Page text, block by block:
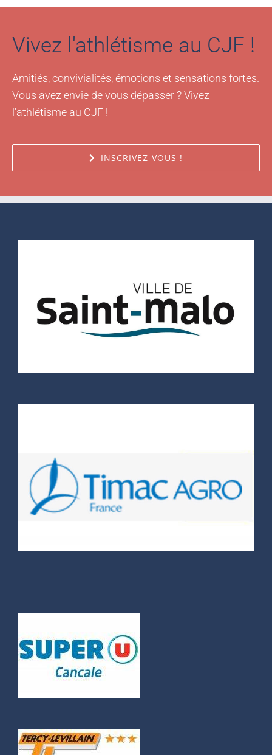
Vivez l'athlétisme au CJF !
Amitiés, convivialités, émotions et sensations fortes.
Vous avez envie de vous dépasser ? Vivez
l'athlétisme au CJF !
INSCRIVEZ-VOUS !